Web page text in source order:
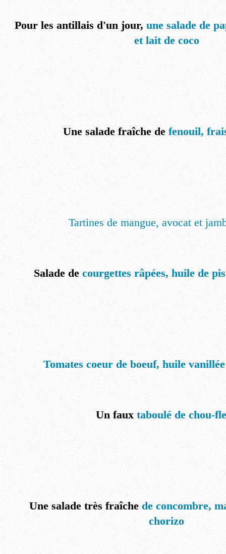
Pour les antillais d'un jour, une salade de
et lait de coco
Une salade fraîche de fenouil,
Tartines de mangue, avocat et
Salade de courgettes râpées, huile de
Tomates coeur de boeuf, huile
Un faux taboulé de chou-
Une salade très fraîche de concombre,
chorizo